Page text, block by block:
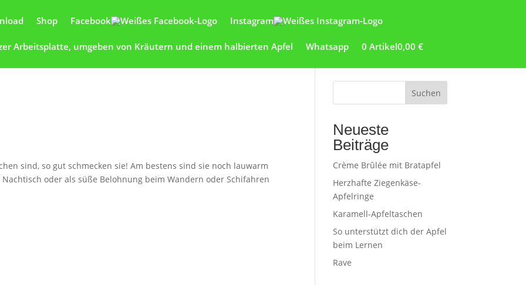
Shop Facebook Instagram
Whatsapp 0 Artikel0,00 €
sind, so gut schmecken sie! Am bestens sind sie noch lauwarm
oder als süße Belohnung beim Wandern oder Schifahren
Suchen
Neueste
Beiträge
Crème Brûlée mit Bratapfel
Herzhafte Ziegenkäse-
Apfelringe
Karamell-Apfeltaschen
So unterstützt dich der Apfel
beim Lernen
Rave